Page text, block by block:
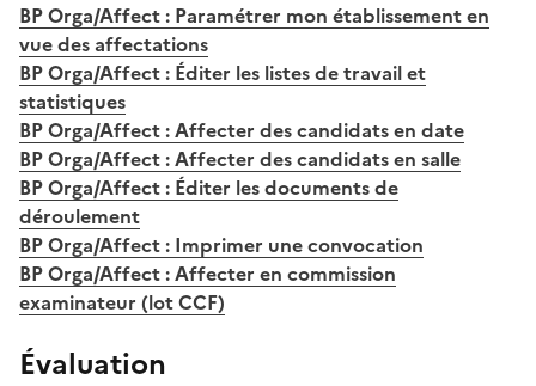
BP Orga/Affect : Paramétrer mon établissement en
vue des affectations
BP Orga/Affect : Éditer les listes de travail et
statistiques
BP Orga/Affect : Affecter des candidats en date
BP Orga/Affect : Affecter des candidats en salle
BP Orga/Affect : Éditer les documents de
déroulement
BP Orga/Affect : Imprimer une convocation
BP Orga/Affect : Affecter en commission
examinateur (lot CCF)
Évaluation